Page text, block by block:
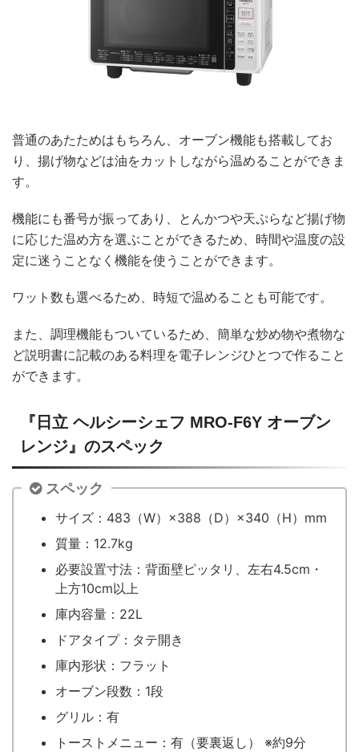
普通のあたためはもちろん、オーブン機能も搭載してお
り、揚げ物などは油をカットしながら温めることができま
す。
機能にも番号が振ってあり、とんかつや天ぷらなど揚げ物
に応じた温め方を選ぶことができるため、時間や温度の設
定に迷うことなく機能を使うことができます。
ワット数も選べるため、時短で温めることも可能です。
また、調理機能もついているため、簡単な炒め物や煮物な
ど説明書に記載のある料理を電子レンジひとつで作ること
ができます。
『日立 ヘルシーシェフ MRO-F6Y オーブン
レンジ』のスペック
スペック
サイズ：483（W）×388（D）×340（H）mm
質量：12.7kg
必要設置寸法：背面壁ピッタリ、左右4.5cm・
上方10cm以上
庫内容量：22L
ドアタイプ：タテ開き
庫内形状：フラット
オーブン段数：1段
グリル：有
トーストメニュー：有（要裏返し） ※約9分